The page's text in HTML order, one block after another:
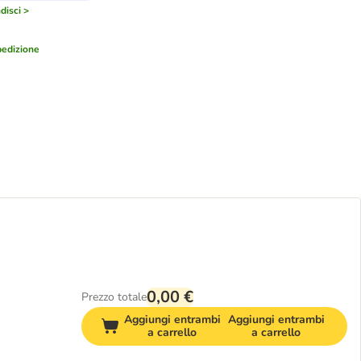
>
Prezzo totale0,00 €
Aggiungi entrambi
a carrello
Aggiungi entrambi
a carrello